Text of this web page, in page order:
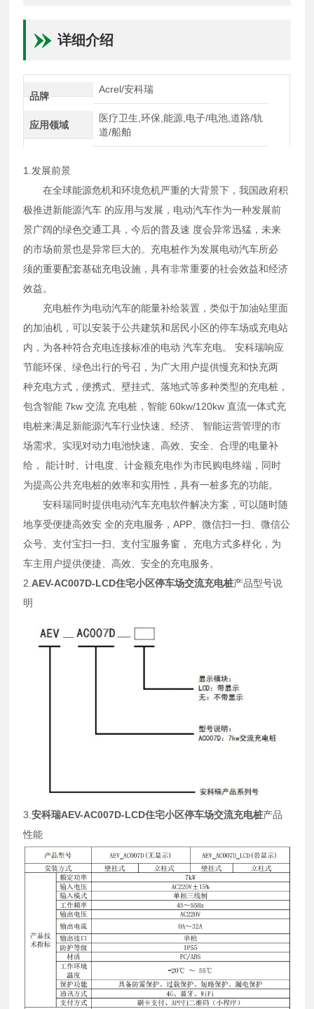
详细介绍
品牌
Acrel/安科瑞
应用领域
医疗卫生,环保,能源,电子/电池,道路/轨
道/船舶
1.发展前景
在全球能源危机和环境危机严重的大背景下，我国政府积
极推进新能源汽车 的应用与发展，电动汽车作为一种发展前
景广阔的绿色交通工具，今后的普及速 度会异常迅猛，未来
的市场前景也是异常巨大的。充电桩作为发展电动汽车所必
须的重要配套基础充电设施，具有非常重要的社会效益和经济
效益。
充电桩作为电动汽车的能量补给装置，类似于加油站里面
的加油机，可以安装于公共建筑和居民小区的停车场或充电站
内，为各种符合充电连接标准的电动 汽车充电。 安科瑞响应
节能环保、绿色出行的号召，为广大用户提供慢充和快充两
种充电方式，便携式、壁挂式、落地式等多种类型的充电桩，
包含智能 7kw 交流 充电桩，智能 60kw/120kw 直流一体式充
电桩来满足新能源汽车行业快速、经济、 智能运营管理的市
场需求。实现对动力电池快速、高效、安全、合理的电量补
给， 能计时、计电度、计金额充电作为市民购电终端，同时
为提高公共充电桩的效率和实用性，具有一桩多充的功能。
安科瑞同时提供电动汽车充电软件解决方案，可以随时随
地享受便捷高效安 全的充电服务，APP、微信扫一扫、微信公
众号、支付宝扫一扫、支付宝服务窗， 充电方式多样化，为
车主用户提供便捷、高效、安全的充电服务。
2. AEV-AC007D-LCD住宅小区停车场交流充电桩产品型号说
明
3.安科瑞AEV-AC007D-LCD住宅小区停车场交流充电桩产品
性能